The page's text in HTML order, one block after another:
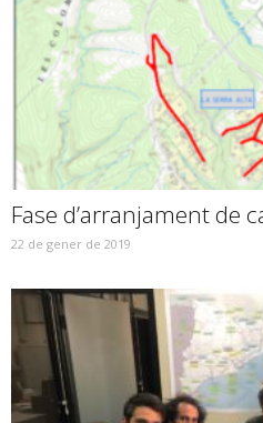
Fase d’arranjament de
22 de gener de 2019